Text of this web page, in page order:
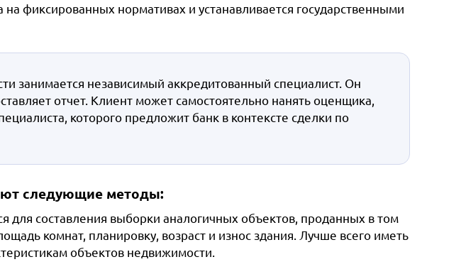
фиксированных нормативах и устанавливается государственными
занимается независимый аккредитованный специалист. Он
отчет. Клиент может самостоятельно нанять оценщика,
которого предложит банк в контексте сделки по
следующие методы:
для составления выборки аналогичных объектов, проданных в том
комнат, планировку, возраст и износ здания. Лучше всего иметь
объектов недвижимости.